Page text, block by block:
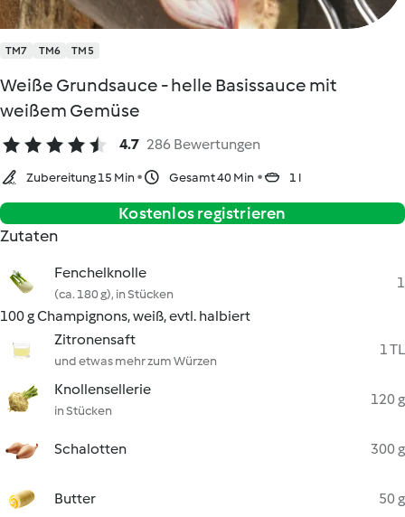
TM7 TM6 TM5
Weiße Grundsauce - helle Basissauce mit
weißem Gemüse
4.7 286 Bewertungen
Zubereitung 15 Min Gesamt 40 Min 1 l
Kostenlos registrieren
Zutaten
Fenchelknolle
(ca. 180 g), in Stücken
1
100 g Champignons, weiß, evtl. halbiert
Zitronensaft
und etwas mehr zum Würzen
1 TL
Knollensellerie
in Stücken
120 g
Schalotten 300 g
Butter 50 g